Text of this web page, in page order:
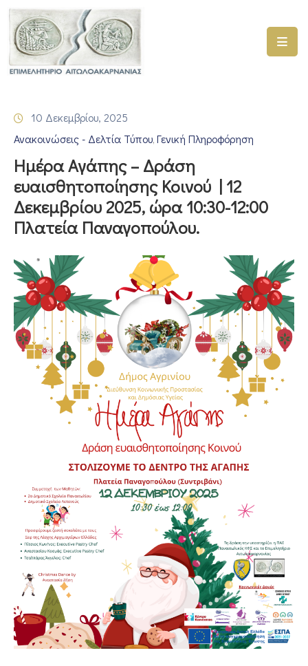
ΑΡΧΙΚΗ
ΓΕΜΗ
–
ΠΡΟΓΡΑΜΜΑΤΑ
ΕΠΙΜΕΛΗΤΗΡΙΟΥ
ΣΥΜΜΕΤΟΧΗ
ΕΤΑΙΡΕΙΕΣ
ΕΠΙΚΑΙΡΟΤΗΤΑ
ΕΠΙΚΟΙΝΩΝΙΑ
10 Δεκεμβρίου, 2025
Ανακοινώσεις - Δελτία Τύπου‚ Γενική Πληροφόρηση
Ημέρα Αγάπης – Δράση
ευαισθητοποίησης Κοινού | 12
Δεκεμβρίου 2025, ώρα 10:30-12:00
Πλατεία Παναγοπούλου.